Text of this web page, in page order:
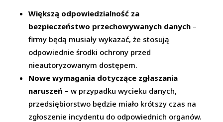
Większą odpowiedzialność za
bezpieczeństwo przechowywanych danych –
firmy będą musiały wykazać, że stosują
odpowiednie środki ochrony przed
nieautoryzowanym dostępem.
Nowe wymagania dotyczące zgłaszania
naruszeń – w przypadku wycieku danych,
przedsiębiorstwo będzie miało krótszy czas na
zgłoszenie incydentu do odpowiednich organów.